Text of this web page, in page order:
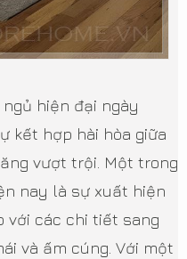
hiện đại ngày
kết hợp hài hòa giữa
vượt trội. Một trong
nay là sự xuất hiện
với các chi tiết sang
và ấm cúng. Với một